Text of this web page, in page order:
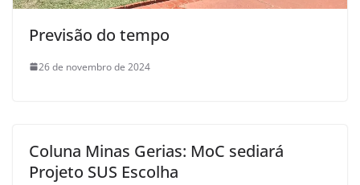
Previsão do tempo
26 de novembro de 2024
Coluna Minas Gerias: MoC sediará
Projeto SUS Escolha